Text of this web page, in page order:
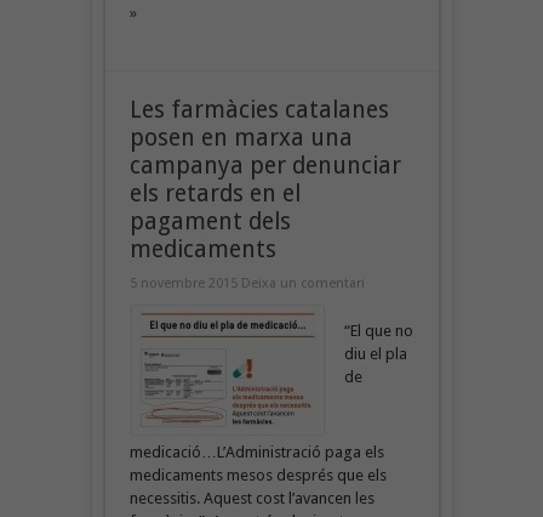
»
Les farmàcies catalanes
posen en marxa una
campanya per denunciar
els retards en el
pagament dels
medicaments
5 novembre 2015 Deixa un comentari
“El que no
diu el pla
de
medicació…L’Administració paga els
medicaments mesos després que els
necessitis. Aquest cost l’avancen les